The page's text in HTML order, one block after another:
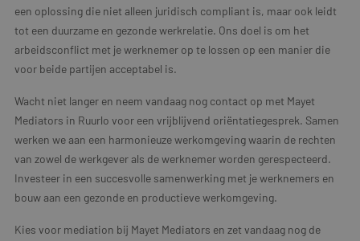
een oplossing die niet alleen juridisch compliant is, maar ook leidt
tot een duurzame en gezonde werkrelatie. Ons doel is om het
arbeidsconflict met je werknemer op te lossen op een manier die
voor beide partijen acceptabel is.
Wacht niet langer en neem vandaag nog contact op met Mayet
Mediators in Ruurlo voor een vrijblijvend oriëntatiegesprek. Samen
werken we aan een harmonieuze werkomgeving waarin de rechten
van zowel de werkgever als de werknemer worden gerespecteerd.
Investeer in een succesvolle samenwerking met je werknemers en
bouw aan een gezonde en productieve werkomgeving.
Kies voor mediation bij Mayet Mediators en zet vandaag nog de